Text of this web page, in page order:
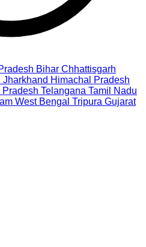
Bihar Chhattisgarh
Jharkhand Himachal Pradesh
Telangana Tamil Nadu
West Bengal Tripura Gujarat